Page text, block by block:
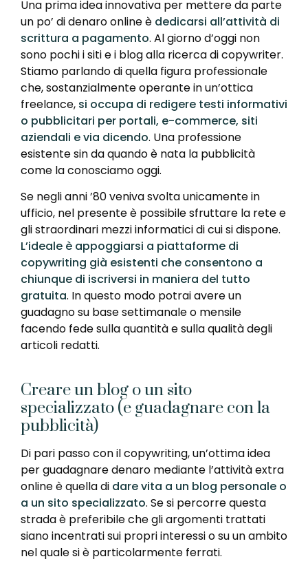
Una prima idea innovativa per mettere da parte
un po’ di denaro online è dedicarsi all’attività di
scrittura a pagamento. Al giorno d’oggi non
sono pochi i siti e i blog alla ricerca di copywriter.
Stiamo parlando di quella figura professionale
che, sostanzialmente operante in un’ottica
freelance, si occupa di redigere testi informativi
o pubblicitari per portali, e-commerce, siti
aziendali e via dicendo. Una professione
esistente sin da quando è nata la pubblicità
come la conosciamo oggi.
Se negli anni ’80 veniva svolta unicamente in
ufficio, nel presente è possibile sfruttare la rete e
gli straordinari mezzi informatici di cui si dispone.
L’ideale è appoggiarsi a piattaforme di
copywriting già esistenti che consentono a
chiunque di iscriversi in maniera del tutto
gratuita. In questo modo potrai avere un
guadagno su base settimanale o mensile
facendo fede sulla quantità e sulla qualità degli
articoli redatti.
Creare un blog o un sito
specializzato (e guadagnare con la
pubblicità)
Di pari passo con il copywriting, un’ottima idea
per guadagnare denaro mediante l’attività extra
online è quella di dare vita a un blog personale o
a un sito specializzato. Se si percorre questa
strada è preferibile che gli argomenti trattati
siano incentrati sui propri interessi o su un ambito
nel quale si è particolarmente ferrati.